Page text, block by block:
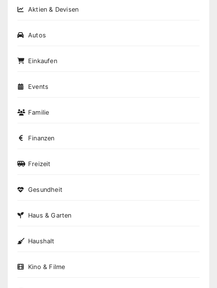
Aktien & Devisen
Autos
Einkaufen
Events
Familie
Finanzen
Freizeit
Gesundheit
Haus & Garten
Haushalt
Kino & Filme